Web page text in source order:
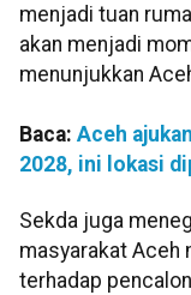
menjadi tuan
akan menjadi
menunjukkan
Baca: Aceh
2028, ini lokasi
Sekda juga
masyarakat Aceh
terhadap